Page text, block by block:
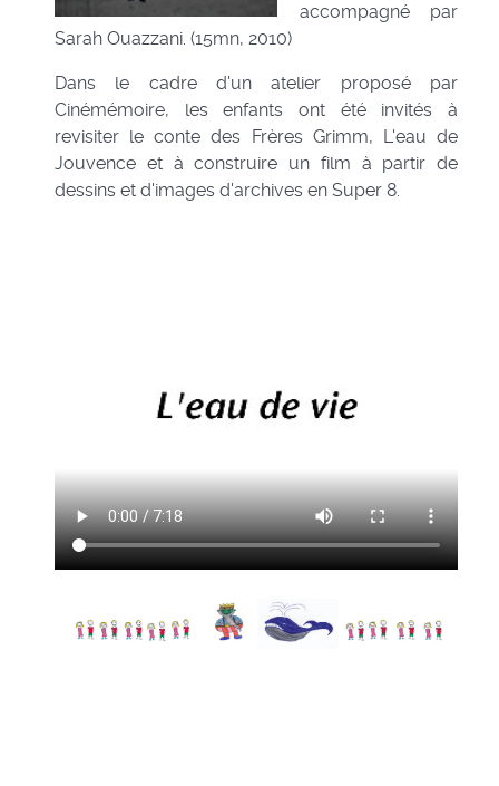
accompagné par
Sarah Ouazzani. (15mn, 2010)
Dans le cadre d'un atelier proposé par
Cinémémoire, les enfants ont été invités à
revisiter le conte des Frères Grimm, L'eau de
Jouvence et à construire un film à partir de
dessins et d'images d'archives en Super 8.